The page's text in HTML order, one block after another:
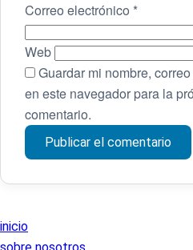
Correo electrónico *
Web
Guardar mi nombre,
en este navegador para la
comentario.
inicio